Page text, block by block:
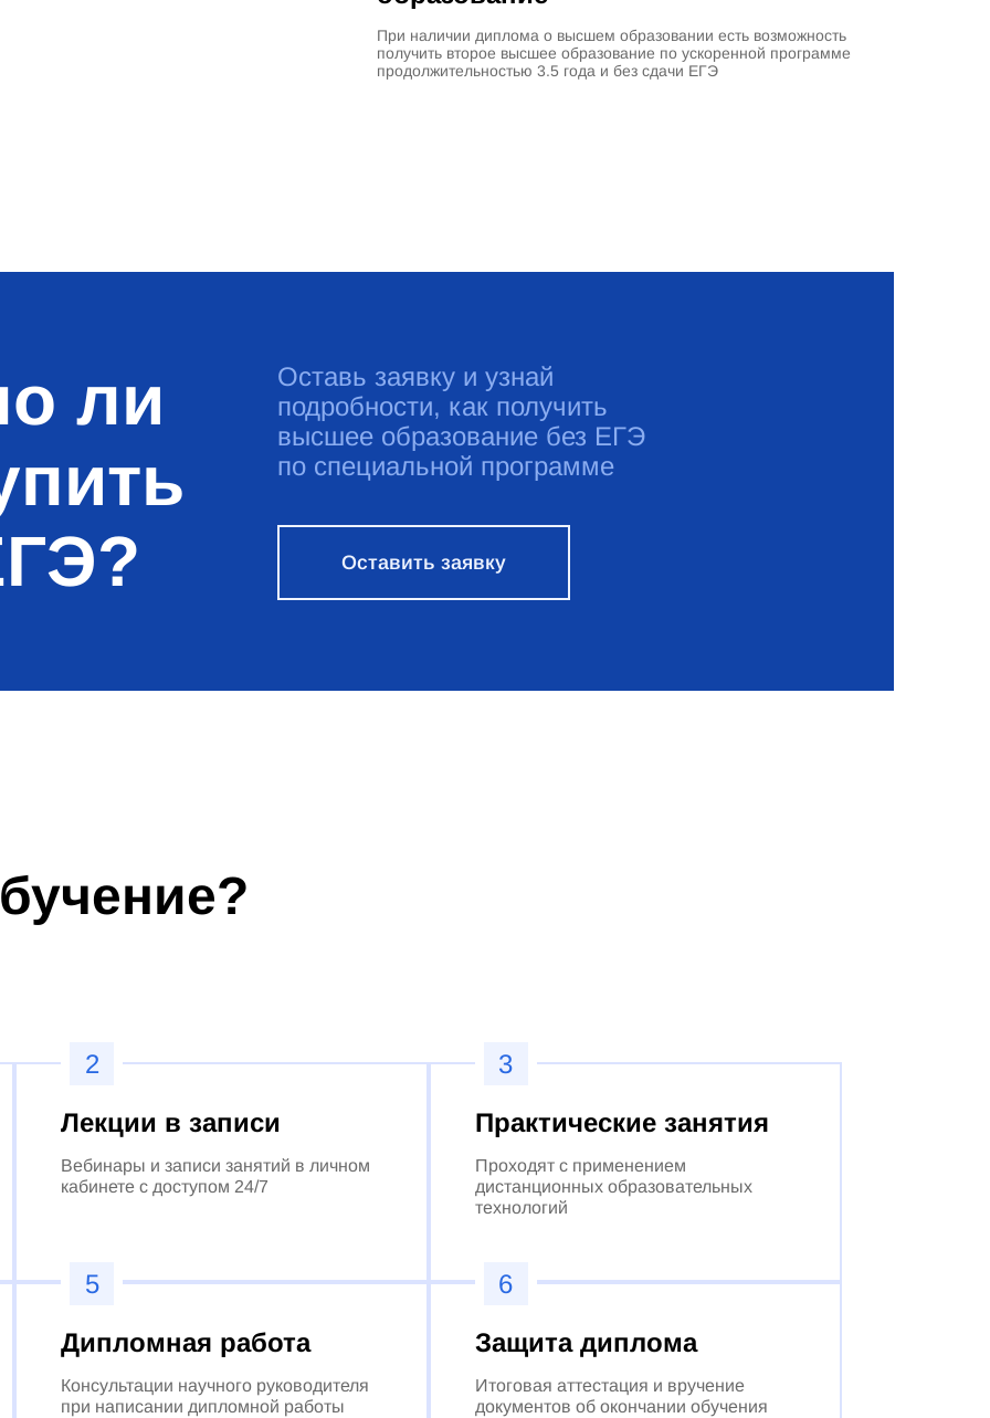
При наличии диплома о высшем образовании есть возможность
получить второе высшее образование по ускоренной программе
продолжительностью 3.5 года и без сдачи ЕГЭ
ли
Оставь заявку и узнай
подробности, как получить
высшее образование без ЕГЭ
по специальной программе
Оставить заявку
2
Лекции в записи
Вебинары и записи занятий в личном
кабинете с доступом 24/7
3
Практические занятия
Проходят с применением
дистанционных образовательных
технологий
5
Дипломная работа
Консультации научного руководителя
при написании дипломной работы
6
Защита диплома
Итоговая аттестация и вручение
документов об окончании обучения